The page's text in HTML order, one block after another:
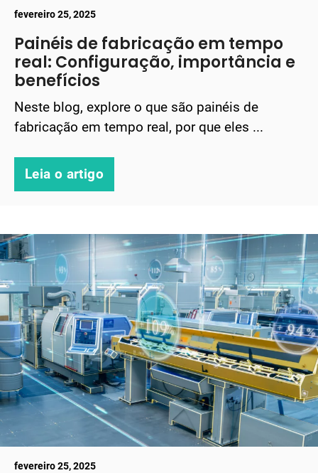
fevereiro 25, 2025
Painéis de fabricação em tempo
real: Configuração, importância e
benefícios
Neste blog, explore o que são painéis de
fabricação em tempo real, por que eles ...
Leia o artigo
fevereiro 25, 2025